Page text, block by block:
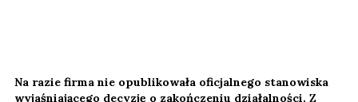
Na razie firma nie opublikowała oficjalnego stanowiska
wyjaśniającego decyzję o zakończeniu działalności. Z